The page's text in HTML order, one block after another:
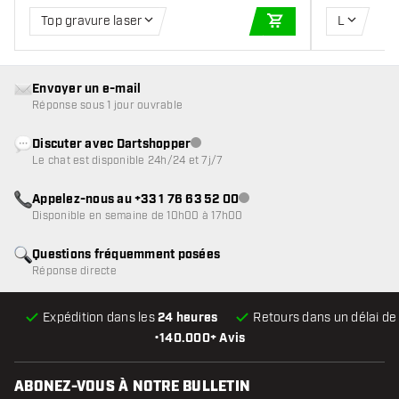
Top gravure laser
AJOUTER AU
L
•140.000+ Avis
Expédition dans les24 heures Retours dans un délai de
Questions fréquemment posées
Réponse directe
Envoyer un e-mail
Réponse sous 1 jour ouvrable
Discuter avec DartshopperService client indisponible
Le chat est disponible 24h/24 et 7j/7
Appelez-nous au +33 1 76 63 52 00Service client indisponible
Disponible en semaine de 10h00 à 17h00
ABONEZ-VOUS À NOTRE BULLETIN